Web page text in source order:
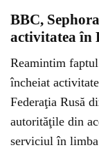
BBC,
activitatea în
Reamintim
încheiat
Federaţia Rusă
autorităţile din
serviciul în